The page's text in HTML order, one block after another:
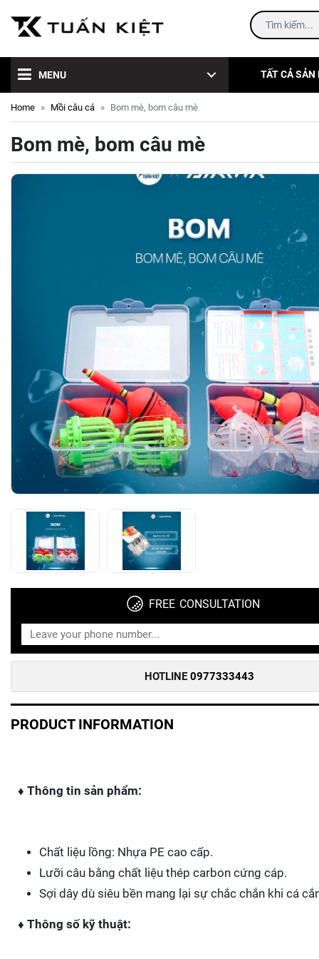
MENU TẤT CẢ SẢN
Home Mồi câu cá Bom mè, bom câu mè
Bom mè, bom câu mè
FREE CONSULTATION
HOTLINE 0977333443
PRODUCT INFORMATION
♦ Thông tin sản phẩm:
Chất liệu lồng: Nhựa PE cao cấp.
Lưỡi câu bằng chất liệu thép carbon cứng cáp.
Sợi dây dù siêu bền mang lại sự chắc chắn khi cá
♦ Thông số kỹ thuật: